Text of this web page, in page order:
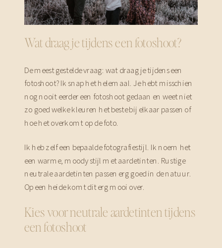
Wat draag je tijdens een fotoshoot?
De meest gestelde vraag: wat draag je tijdens een
fotoshoot? Ik snap het helemaal. Je hebt misschien
nog nooit eerder een fotoshoot gedaan en weet niet
zo goed welke kleuren het beste bij elkaar passen of
hoe het overkomt op de foto.
Ik heb zelf een bepaalde fotografiestijl. Ik noem het
een warme, moody stijl met aardetinten. Rustige
neutrale aardetinten passen erg goed in de natuur.
Op een heide komt dit erg mooi over.
Kies voor neutrale aardetinten tijdens
een fotoshoot